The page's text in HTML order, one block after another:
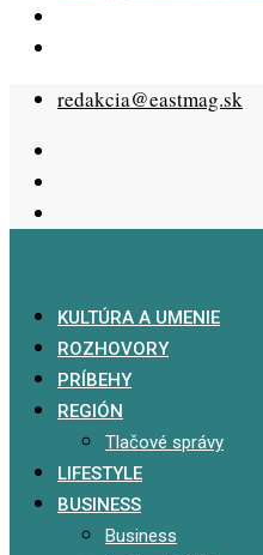
Skip
content
redakcia@eastmag.sk
KULTÚRA A UMENIE
ROZHOVORY
PRÍBEHY
REGIÓN
Tlačové správy
LIFESTYLE
BUSINESS
Business